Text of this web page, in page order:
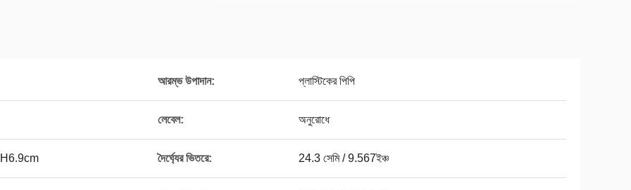
আরম্ভ উপাদান: প্লাস্টিকের পিপি
লেবেল: অনুরোধে
দৈর্ঘ্যের ভিতরে: 24.3 সেমি / 9.567ইঞ্চ